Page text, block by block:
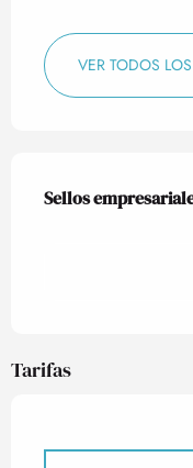
VER TODOS
Oferta de
Sellos
Sellos
Tarifas